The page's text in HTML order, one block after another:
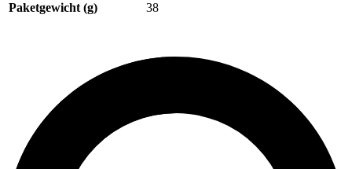
Paketgewicht (g)
38